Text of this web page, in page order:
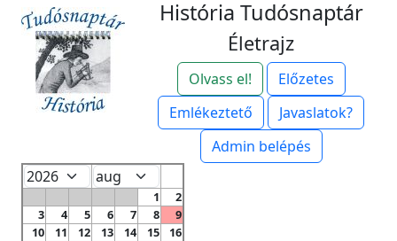
História Tudósnaptár
Életrajz
Olvass el!
Előzetes
Emlékeztető
Javaslatok?
Admin belépés
1
2
3
4 5 6 7 8
9
10
11 12 13 14 15
16